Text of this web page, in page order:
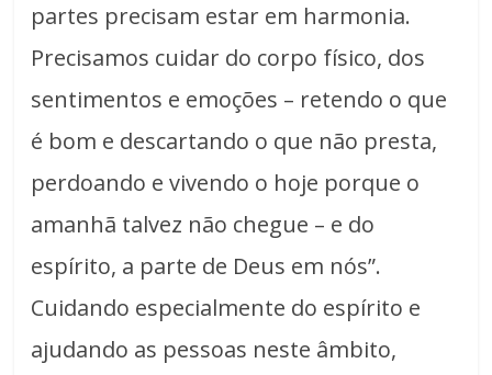
partes precisam estar em harmonia.
Precisamos cuidar do corpo físico, dos
sentimentos e emoções – retendo o que
é bom e descartando o que não presta,
perdoando e vivendo o hoje porque o
amanhã talvez não chegue – e do
espírito, a parte de Deus em nós”.
Cuidando especialmente do espírito e
ajudando as pessoas neste âmbito,